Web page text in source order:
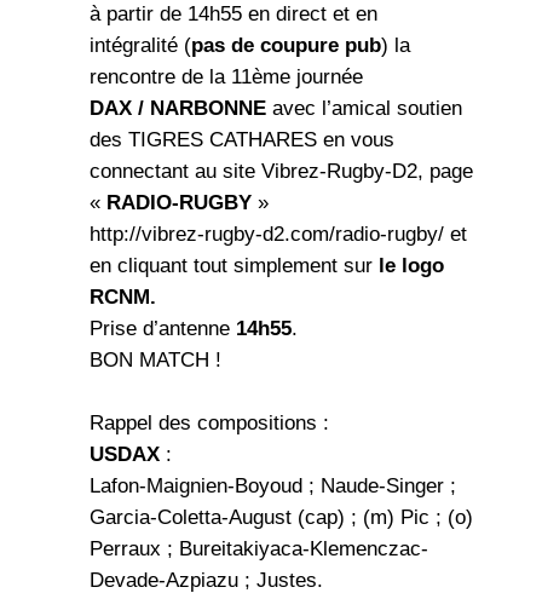
à partir de 14h55 en direct et en
intégralité (pas de coupure pub) la
rencontre de la 11ème journée
DAX / NARBONNEavec l’amical soutien
des TIGRES CATHARES en vous
connectant au site Vibrez-Rugby-D2, page
« RADIO-RUGBY»
http://vibrez-rugby-d2.com/radio-rugby/ et
en cliquant tout simplement sur le logo
RCNM.
Prise d’antenne 14h55.
BON MATCH !
Rappel des compositions :
USDAX:
Lafon-Maignien-Boyoud ; Naude-Singer ;
Garcia-Coletta-August (cap) ; (m) Pic ; (o)
Perraux ; Bureitakiyaca-Klemenczac-
Devade-Azpiazu ; Justes.